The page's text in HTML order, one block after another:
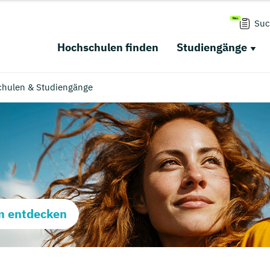
Hochschulen finden Studiengänge
& Studiengänge
entdecken